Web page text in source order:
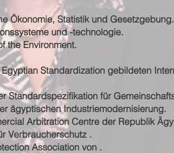
Ökonomie, Statistik und Gesetzgebung.
und -technologie.
the Environment.
Standardization gebildeten
Standardspezifikation für
ägyptischen Industriemodernisierung.
Arbitration Centre der Republik
Verbraucherschutz .
Association von .